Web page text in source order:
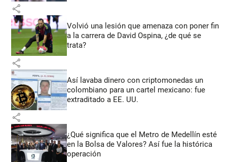
share
Volvió una lesión que amenaza con poner fin
a la carrera de David Ospina, ¿de qué se
trata?
share
Así lavaba dinero con criptomonedas un
colombiano para un cartel mexicano: fue
extraditado a EE. UU.
share
¿Qué significa que el Metro de Medellín esté
en la Bolsa de Valores? Así fue la histórica
operación